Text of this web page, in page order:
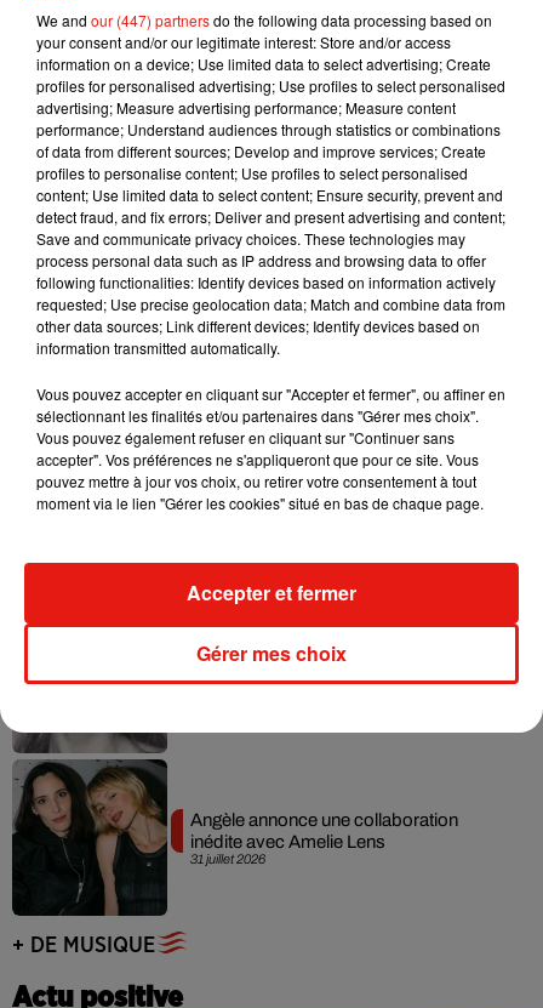
5 août 2026
Benny Blanco invite Selena Gomez et
Becky G sur son nouveau single
4 août 2026
Tiny Desk invite Charlie Puth pour une
live session solaire
Ariana Grande prendra une pause après
sa tournée mondiale
Grand Corps Malade emmène Styleto
en road-trip dans son nouveau clip
Ariana Grande se libère dans son nouvel
album « Petals »
31 juillet 2026
Angèle annonce une collaboration
inédite avec Amelie Lens
+ DE MUSIQUE
Actu positive
We and our (447) partnersdo the following data processing based on
your consent and/or our legitimate interest: Store and/or access
information on a device; Use limited data to select advertising; Create
profiles for personalised advertising; Use profiles to select personalised
advertising; Measure advertising performance; Measure content
performance; Understand audiences through statistics or combinations
of data from different sources; Develop and improve services; Create
profiles to personalise content; Use profiles to select personalised
content; Use limited data to select content; Ensure security, prevent and
detect fraud, and fix errors; Deliver and present advertising and content;
Save and communicate privacy choices. These technologies may
process personal data such as IP address and browsing data to offer
following functionalities: Identify devices based on information actively
requested; Use precise geolocation data; Match and combine data from
other data sources; Link different devices; Identify devices based on
information transmitted automatically.
Vous pouvez accepter en cliquant sur "Accepter et fermer", ou affiner en
sélectionnant les finalités et/ou partenaires dans "Gérer mes choix".
Vous pouvez également refuser en cliquant sur "Continuer sans
accepter". Vos préférences ne s'appliqueront que pour ce site. Vous
pouvez mettre à jour vos choix, ou retirer votre consentement à tout
moment via le lien "Gérer les cookies" situé en bas de chaque page.
Gérer mes choix
Accepter et fermer